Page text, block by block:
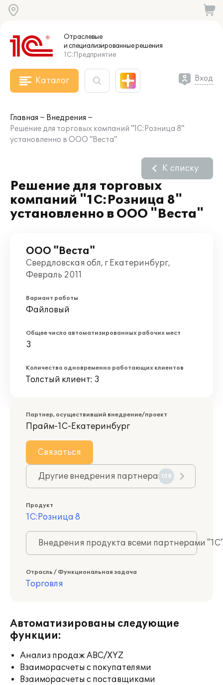
Отраслевые
и специализированныерешения
1С:Предприятие
Каталог Вход
Главная
Внедрения
Решение для торговых компаний "1С:Розница 8"
установленно в ООО "Веста"
Решение для торговых
компаний "1С:Розница 8"
установленно в ООО "Веста"
К списку
ООО "Веста"
Свердловская обл, г Екатеринбург,
Февраль 2011
Вариант работы
Файловый
Общее число автоматизированных рабочих мест
3
Количество одновременно работающих клиентов
Толстый клиент: 3
Партнер, осуществивший внедрение/проект
Прайм-1С-Екатеринбург
Связаться
Другие внедрения партнера 158
Продукт
1С:Розница 8
Внедрения продукта всеми партнерами
Отрасль / Функциональная задача
Торговля
Автоматизированы следующие
функции:
Анализ продаж ABC/XYZ
Взаиморасчеты с покупателями
Взаиморасчеты с поставщиками